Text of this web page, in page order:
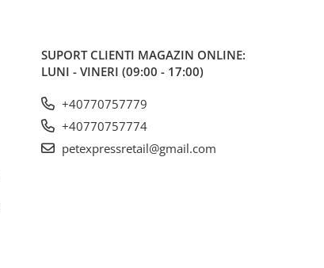
SUPORT CLIENTI MAGAZIN ONLINE:
LUNI - VINERI (09:00 - 17:00)
+40770757779
+40770757774
petexpressretail@gmail.com